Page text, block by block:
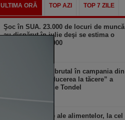
ULTIMA ORĂ TOP AZI TOP 7 ZILE
Şoc în SUA. 23.000 de locuri de muncă
au dispărut în iulie deşi se estima o
creştere de 100.000
Elon Musk intră brutal în campania din
Franţa: cere „reducerea la tăcere” a
candidatei Marine Tondel
Preţurile globale ale alimentelor, la cel